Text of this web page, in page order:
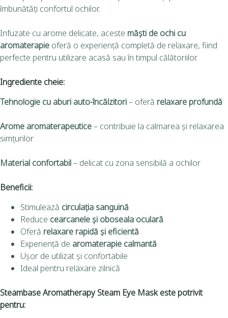
îmbunătăți confortul ochilor.
Infuzate cu arome delicate, aceste măști de ochi cu
aromaterapie oferă o experiență completă de relaxare, fiind
perfecte pentru utilizare acasă sau în timpul călătoriilor.
Ingrediente cheie:
Tehnologie cu aburi auto-încălzitori– oferă relaxare profundă
Arome aromaterapeutice– contribuie la calmarea și relaxarea
simțurilor
Material confortabil– delicat cu zona sensibilă a ochilor
Beneficii:
Stimulează circulația sanguină
Reduce cearcanele și oboseala oculară
Oferă relaxare rapidă și eficientă
Experiență de aromaterapie calmantă
Ușor de utilizat și confortabile
Ideal pentru relaxare zilnică
Steambase Aromatherapy Steam Eye Maskeste potrivit
pentru: